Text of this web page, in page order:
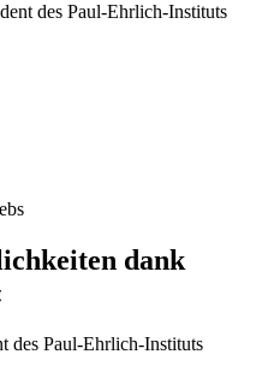
dank
des Paul-Ehrlich-Instituts